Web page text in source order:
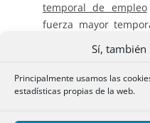
Sí, también
Principalmente usamos las
estadísticas propias de la web.
temporal de empleo
fuerza mayor
ubicados en los
Aridane y Tazacote,
Se extiende hasta